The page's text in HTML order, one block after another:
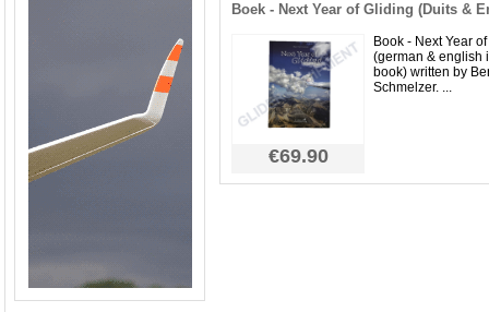
Boek - Next Year of Gliding (Duits &
Book - Next Year
(german & english
book) written by
Schmelzer. ...
€69.90